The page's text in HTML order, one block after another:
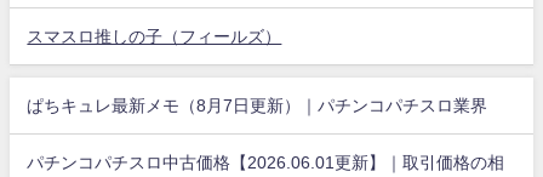
スマスロ推しの子（フィールズ）
ぱちキュレ最新メモ（8月7日更新）｜パチンコパチスロ業界
パチンコパチスロ中古価格【2026.06.01更新】｜取引価格の相